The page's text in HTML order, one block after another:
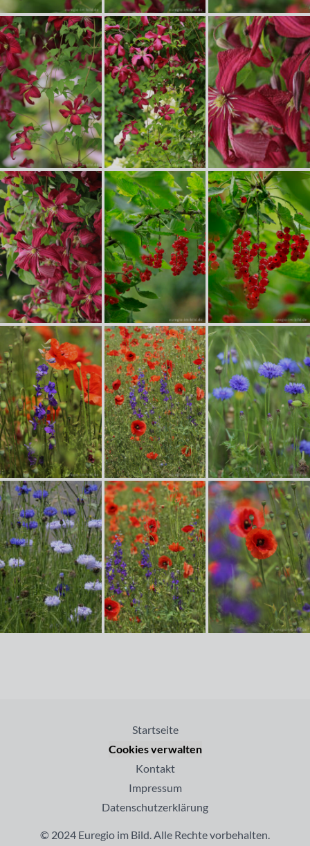
Startseite
Cookies verwalten
Kontakt
Impressum
Datenschutzerklärung
© 2024 Euregio im Bild. Alle Rechte vorbehalten.